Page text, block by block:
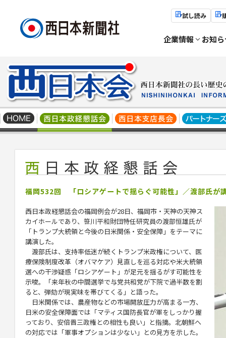
試し読み
企業情報 お知
福岡532回 「ロシアゲートで揺らぐ可能性」／渡部氏が
西日本政経懇話会の福岡例会が28日、福岡市・天神の天神ス
カイホールであり、笹川平和財団特任研究員の渡部恒雄氏が
「トランプ大統領と今後の日米関係・安全保障」をテーマに
講演した。
渡部氏は、支持率低迷が続くトランプ米政権について、医
療保険制度改革（オバマケア）見直しを巡る対応や米大統領
選への干渉疑惑「ロシアゲート」が足元を揺るがす可能性を
示唆。「来年秋の中間選挙で与党共和党が下院で過半数を割
ると、弾劾が現実味を帯びてくる」と語った。
日米関係では、農産物などの市場開放圧力が高まる一方、
日米の安全保障面では「マティス国防長官が軍をしっかり握
っており、安倍晋三政権との相性も良い」と指摘。北朝鮮へ
の対応では「軍事オプションは少ない」との見方を示した。